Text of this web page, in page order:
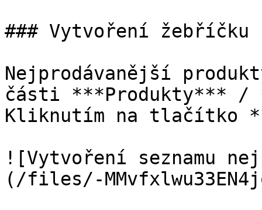
### Vytvoření žebříčku
Nejprodávanější
části ***Produkty*** /
Kliknutím na tlačítko
![Vytvoření seznamu
(/files/-